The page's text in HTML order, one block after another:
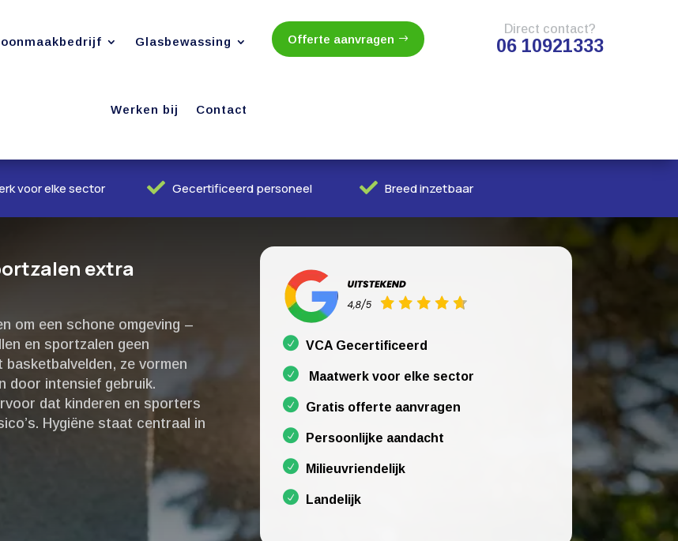
Glasbewassing
Werken bij Contact
Offerte aanvragen
Direct contact?
06 10921333
voor elke sector  Gecertificeerd personeel  Breed inzetbaar
extra
om een schone omgeving –
en sportzalen geen
ze vormen
door intensief gebruik.​
dat kinderen en sporters
Hygiëne staat centraal in
VCA Gecertificeerd
Maatwerk voor elke sector
Gratis offerte aanvragen
Persoonlijke aandacht
Milieuvriendelijk
Landelijk